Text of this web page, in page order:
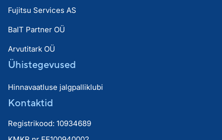
Fujitsu Services AS
BaIT Partner OÜ
Arvutitark OÜ
Ühistegevused
Hinnavaatluse jalgpalliklubi
Kontaktid
Registrikood: 10934689